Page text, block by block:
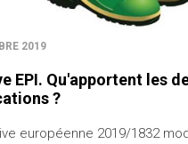
2019
EPI. Qu'apportent les
?
européenne 2019/1832